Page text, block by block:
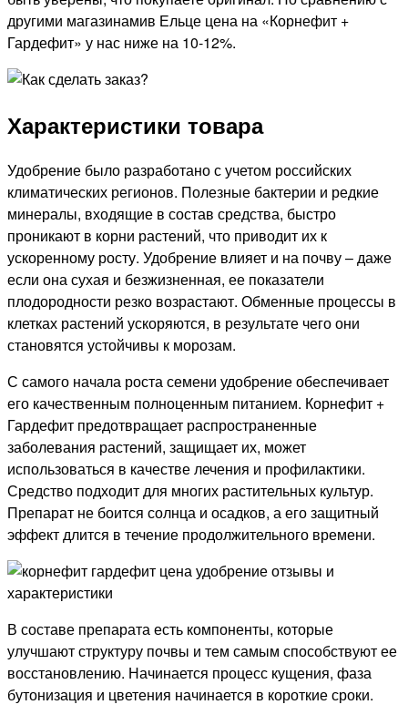
другими магазинамив Ельце цена на «Корнефит +
Гардефит» у нас ниже на 10-12%.
Характеристики товара
Удобрение было разработано с учетом российских
климатических регионов. Полезные бактерии и редкие
минералы, входящие в состав средства, быстро
проникают в корни растений, что приводит их к
ускоренному росту. Удобрение влияет и на почву – даже
если она сухая и безжизненная, ее показатели
плодородности резко возрастают. Обменные процессы в
клетках растений ускоряются, в результате чего они
становятся устойчивы к морозам.
С самого начала роста семени удобрение обеспечивает
его качественным полноценным питанием. Корнефит +
Гардефит предотвращает распространенные
заболевания растений, защищает их, может
использоваться в качестве лечения и профилактики.
Средство подходит для многих растительных культур.
Препарат не боится солнца и осадков, а его защитный
эффект длится в течение продолжительного времени.
В составе препарата есть компоненты, которые
улучшают структуру почвы и тем самым способствуют ее
восстановлению. Начинается процесс кущения, фаза
бутонизация и цветения начинается в короткие сроки.